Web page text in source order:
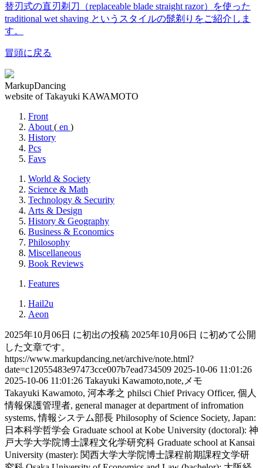
替刃式の直刃剃刀（replaceable blade straight razor）を使った
traditional wet shaving というスタイルの髭剃りをご紹介しま
す。
冒頭に戻る
MarkupDancing
website of Takayuki KAWAMOTO
Front
About ( en )
History
Pcs
Favs
World & Society
Science & Math
Technology & Security
Arts & Design
History & Geography
Business & Economics
Philosophy
Miscellaneous
Book Reviews
Features
Hail2u
Aeon
2025年10月06日 に初出の投稿 2025年10月06日 に初めて公開
した文章です。
https://www.markupdancing.net/archive/note.html?
date=c12055483e97473cce007b7ead734509 2025-10-06 11:01:26
2025-10-06 11:01:26 Takayuki Kawamoto,note,メモ
Takayuki Kawamoto, 河本孝之 philsci Chief Privacy Officer, 個人
情報保護管理者, general manager at department of infromation
systems, 情報システム部長 Philosophy of Science Society, Japan:
日本科学哲学会 Graduate school at Kobe University (doctoral): 神
戸大学大学院博士課程文化学研究科 Graduate school at Kansai
University (master): 関西大学大学院博士課程前期課程文学研